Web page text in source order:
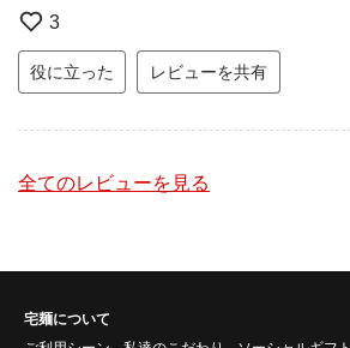
3
役に立った レビューを共有
全てのレビューを見る
宅麺について